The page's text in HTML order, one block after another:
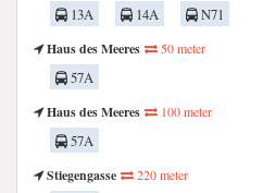
13A 14A
N71
Haus des Meeres
50 meter
57A
Haus des Meeres
100 meter
57A
Stiegengasse
220 meter